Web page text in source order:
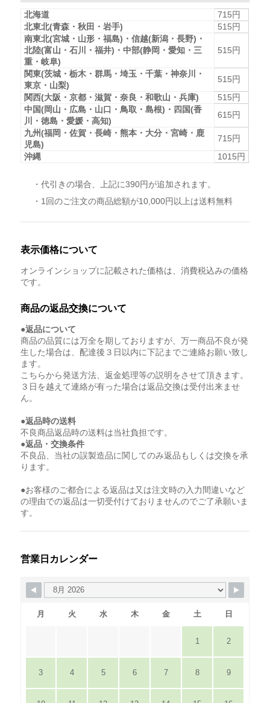
北海道
715円
北東北(青森・秋田・岩手)
515円
南東北(宮城・山形・福島)・信越(新潟・長野)・
北陸(富山・石川・福井)・中部(静岡・愛知・三
重・岐阜)
515円
関東(茨城・栃木・群馬・埼玉・千葉・神奈川・
東京・山梨)
515円
関西(大阪・京都・滋賀・奈良・和歌山・兵庫)
515円
中国(岡山・広島・山口・鳥取・島根)・四国(香
川・徳島・愛媛・高知)
615円
九州(福岡・佐賀・長崎・熊本・大分・宮崎・鹿
児島)
715円
沖縄
1015円
・代引きの場合、上記に390円が追加されます。
・1回のご注文の商品総額が10,000円以上は送料無料
表示価格について
オンラインショップに記載された価格は、消費税込みの価格
です。
商品の返品交換について
●返品について
商品の品質には万全を期しておりますが、万一商品不良が発
生した場合は、配達後３日以内に下記までご連絡お願い致し
ます。
こちらから発送方法、返金処理等の説明をさせて頂きます。
３日を越えて連絡が有った場合は返品交換は受付出来ませ
ん。
●返品時の送料
不良商品返品時の送料は当社負担です。
●返品・交換条件
不良品、当社の誤製造品に関してのみ返品もしくは交換を承
ります。
●お客様のご都合による返品は又は注文時の入力間違いなど
の理由での返品は一切受付けておりませんのでご了承願いま
す。
営業日カレンダー
月 火 水 木 金 土 日
1 2
3 4 5 6 7 8 9